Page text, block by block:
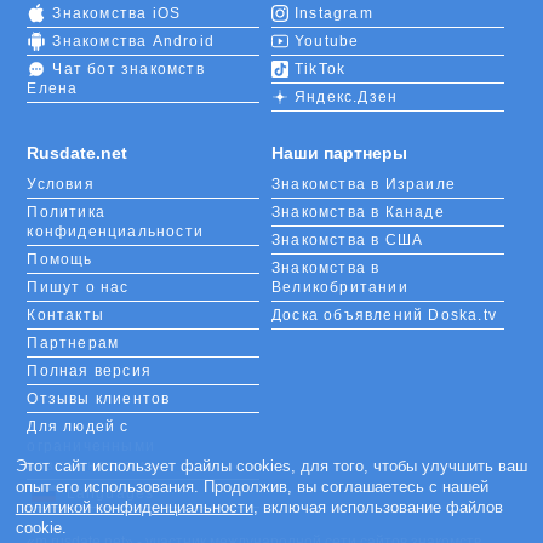
Rusdate.net
Условия
Политика
конфиденциальности
Помощь
Пишут о нас
Контакты
Партнерам
Полная версия
Отзывы клиентов
Для людей с
возможностями
Languages
Знакомства iOS
Знакомства Android
Чат бот знакомств
Елена
Instagram
Youtube
TikTok
Яндекс.Дзен
Наши партнеры
Знакомства в Израиле
Знакомства в Канаде
Знакомства в США
Знакомства в
Великобритании
Доска объявлений Doska.tv
Этот сайт использует файлы cookies, для того, чтобы улучшить ваш
опыт его использования. Продолжив, вы соглашаетесь с нашей
политикой конфиденциальности, включая использование файлов
cookie.